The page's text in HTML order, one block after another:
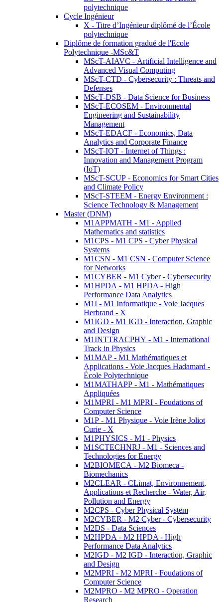
polytechnique
Cycle Ingénieur
X - Titre d’Ingénieur diplômé de l’École
polytechnique
Diplôme de formation gradué de l'Ecole
Polytechnique -MSc&T
MScT-AIAVC - Artificial Intelligence and
Advanced Visual Computing
MScT-CTD - Cybersecurity : Threats and
Defenses
MScT-DSB - Data Science for Business
MScT-ECOSEM - Environmental
Engineering and Sustainability
Management
MScT-EDACF - Economics, Data
Analytics and Corporate Finance
MScT-IOT - Internet of Things :
Innovation and Management Program
(IoT)
MScT-SCUP - Economics for Smart Cities
and Climate Policy
MScT-STEEM - Energy Environment :
Science Technology & Management
Master (DNM)
M1APPMATH - M1 - Applied
Mathematics and statistics
M1CPS - M1 CPS - Cyber Physical
Systems
M1CSN - M1 CSN - Computer Science
for Networks
M1CYBER - M1 Cyber - Cybersecurity
M1HPDA - M1 HPDA - High
Performance Data Analytics
M1I - M1 Informatique - Voie Jacques
Herbrand - X
M1IGD - M1 IGD - Interaction, Graphic
and Design
M1INTTRACPHY - M1 - International
Track in Physics
M1MAP - M1 Mathématiques et
Applications - Voie Jacques Hadamard -
École Polytechnique
M1MATHAPP - M1 - Mathématiques
Appliquées
M1MPRI - M1 MPRI - Foudations of
Computer Science
M1P - M1 Physique - Voie Irène Joliot
Curie - X
M1PHYSICS - M1 - Physics
M1SCTECHNRJ - M1 - Sciences and
Technologies for Energy
M2BIOMECA - M2 Biomeca -
Biomechanics
M2CLEAR - CLimat, Environnement,
Applications et Recherche - Water, Air,
Pollution and Energy
M2CPS - Cyber Physical System
M2CYBER - M2 Cyber - Cybersecurity
M2DS - Data Sciences
M2HPDA - M2 HPDA - High
Performance Data Analytics
M2IGD - M2 IGD - Interaction, Graphic
and Design
M2MPRI - M2 MPRI - Foudations of
Computer Science
M2MPRO - M2 MPRO - Operation
Research